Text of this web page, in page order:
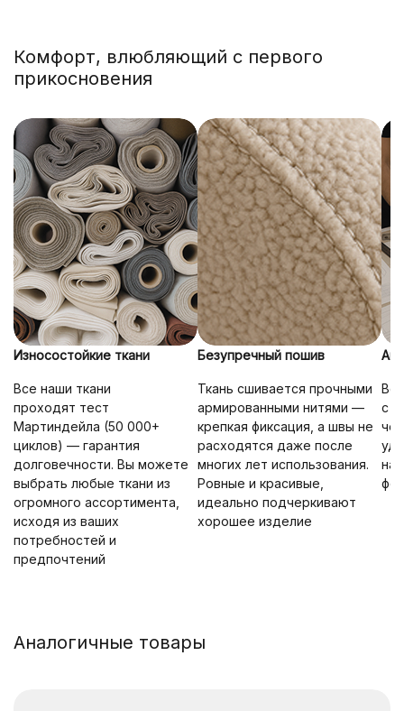
Комфорт, влюбляющий с первого
прикосновения
Износостойкие ткани
Все наши ткани
проходят тест
Мартиндейла (50 000+
циклов) — гарантия
долговечности. Вы можете
выбрать любые ткани из
огромного ассортимента,
исходя из ваших
потребностей и
предпочтений
Безупречный пошив
Ткань сшивается прочными
армированными нитями —
крепкая фиксация, а швы не
расходятся даже после
многих лет использования.
Ровные и красивые,
идеально подчеркивают
хорошее изделие
с
на
Аналогичные товары